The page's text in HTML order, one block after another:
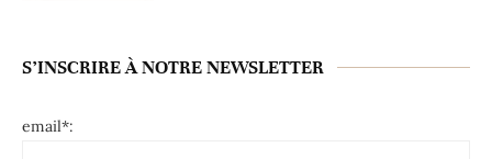
S’INSCRIRE À NOTRE NEWSLETTER
email*: